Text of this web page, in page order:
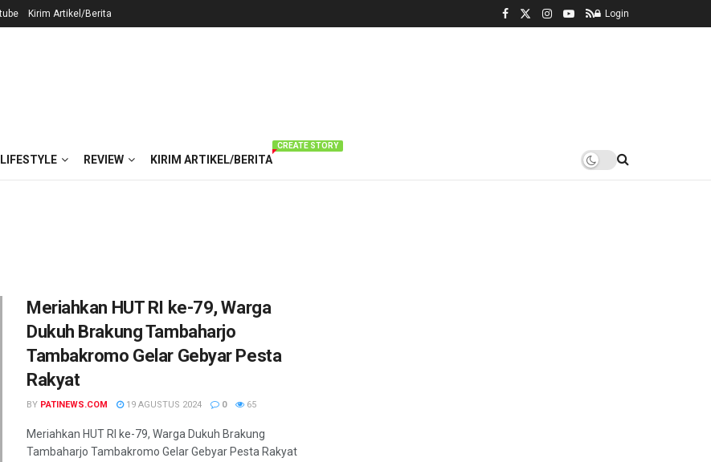
Kirim Artikel/Berita Login
LIFESTYLE REVIEW KIRIM ARTIKEL/BERITA
CREATE STORY
Meriahkan HUT RI ke-79, Warga
Dukuh Brakung Tambaharjo
Tambakromo Gelar Gebyar Pesta
Rakyat
BY PATINEWS.COM 19 AGUSTUS 2024 0 65
Meriahkan HUT RI ke-79, Warga Dukuh Brakung
Tambaharjo Tambakromo Gelar Gebyar Pesta Rakyat